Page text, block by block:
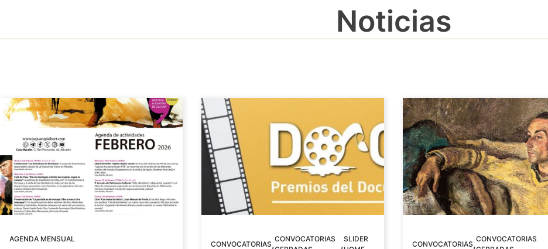
Noticias
AGENDA MENSUAL
CONVOCATORIAS,CONVOCATORIAS
,SLIDER
CONVOCATORIAS,CONVOCATORIAS